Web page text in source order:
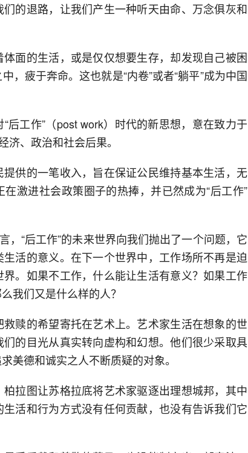
的退路，让我们产生一种听天由命、万念俱灰和
面的生活，或是仅仅想要生存，却发现自己被困
，疲于奔命。这也就是“内卷”或者“躺平”成为中国
后工作”（post work）时代的新思想，意在致力于
济、政治和社会后果。
供的一笔收入，旨在保证公民维持基本生活，无
激进社会政策圈子的热捧，并已然成为“后工作”
，“后工作”的未来世界向我们抛出了一个问题，它
活的意义。在下一个世界中，工作场所不再是迫
。如果不工作，什么能让生活有意义？如果工作
我们又是什么样的人？
赎的希望寄托在艺术上。艺术家生活在想象的世
的目光从真实转向虚构和幻想。他们很少采取具
美德和诚实之人不断质疑的对象。
拉图让苏格拉底将艺术家驱逐出理想城邦，其中
活和行为方式没有任何贡献，也没有告诉我们它